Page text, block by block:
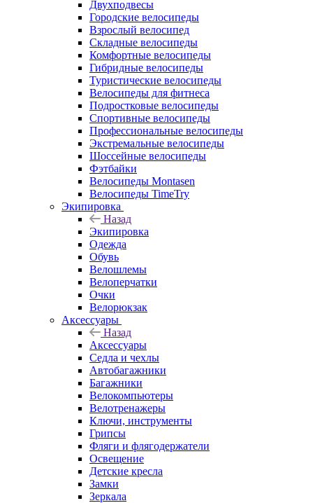
Двухподвесы
Городские велосипеды
Взрослый велосипед
Складные велосипеды
Комфортные велосипеды
Гибридные велосипеды
Туристические велосипеды
Велосипеды для фитнеса
Подростковые велосипеды
Спортивные велосипеды
Профессиональные велосипеды
Экстремальные велосипеды
Шоссейные велосипеды
Фэтбайки
Велосипеды Montasen
Велосипеды TimeTry
Экипировка
Назад
Экипировка
Одежда
Обувь
Велошлемы
Велоперчатки
Очки
Велорюкзак
Аксессуары
Назад
Аксессуары
Седла и чехлы
Автобагажники
Багажники
Велокомпьютеры
Велотренажеры
Ключи, инструменты
Грипсы
Фляги и флягодержатели
Освещение
Детские кресла
Замки
Зеркала